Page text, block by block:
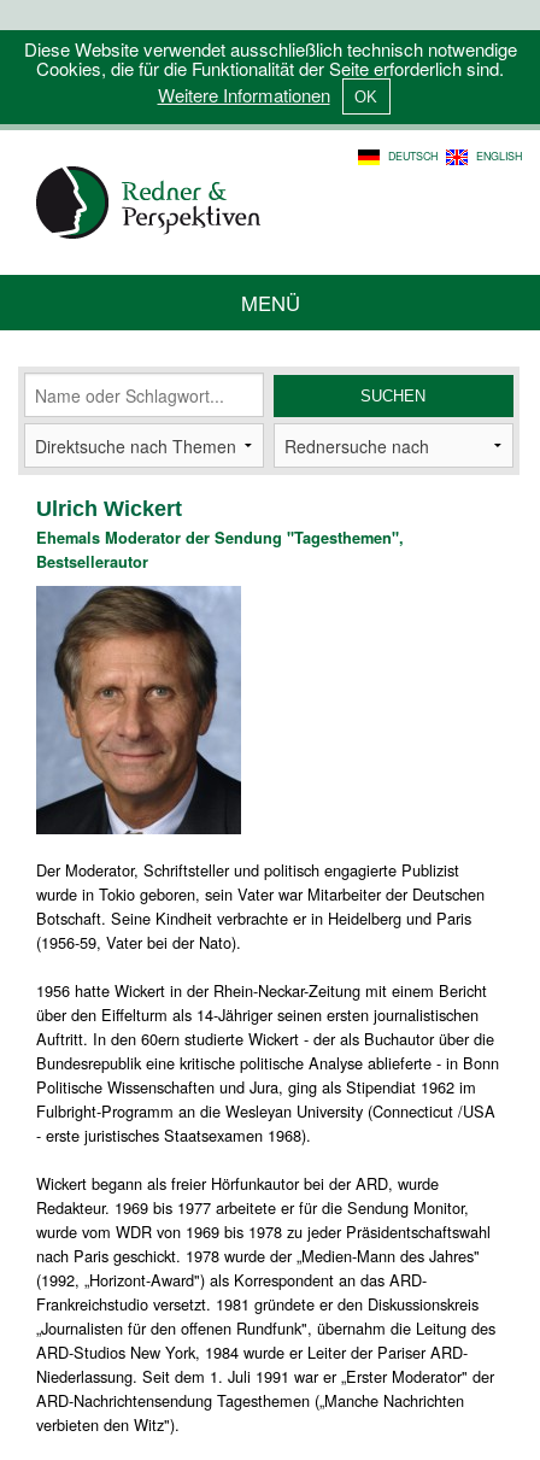
Diese Website verwendet ausschließlich technisch notwendige
Cookies, die für die Funktionalität der Seite erforderlich sind.
Weitere Informationen
DEUTSCH ENGLISH
MENÜ
Ulrich Wickert
Ehemals Moderator der Sendung "Tagesthemen",
Bestsellerautor
Der Moderator, Schriftsteller und politisch engagierte Publizist
wurde in Tokio geboren, sein Vater war Mitarbeiter der Deutschen
Botschaft. Seine Kindheit verbrachte er in Heidelberg und Paris
(1956-59, Vater bei der Nato).
1956 hatte Wickert in der Rhein-Neckar-Zeitung mit einem Bericht
über den Eiffelturm als 14-Jähriger seinen ersten journalistischen
Auftritt. In den 60ern studierte Wickert - der als Buchautor über die
Bundesrepublik eine kritische politische Analyse ablieferte - in Bonn
Politische Wissenschaften und Jura, ging als Stipendiat 1962 im
Fulbright-Programm an die Wesleyan University (Connecticut /USA
- erste juristisches Staatsexamen 1968).
Wickert begann als freier Hörfunkautor bei der ARD, wurde
Redakteur. 1969 bis 1977 arbeitete er für die Sendung Monitor,
wurde vom WDR von 1969 bis 1978 zu jeder Präsidentschaftswahl
nach Paris geschickt. 1978 wurde der „Medien-Mann des Jahres"
(1992, „Horizont-Award") als Korrespondent an das ARD-
Frankreichstudio versetzt. 1981 gründete er den Diskussionskreis
„Journalisten für den offenen Rundfunk", übernahm die Leitung des
ARD-Studios New York, 1984 wurde er Leiter der Pariser ARD-
Niederlassung. Seit dem 1. Juli 1991 war er „Erster Moderator" der
ARD-Nachrichtensendung Tagesthemen („Manche Nachrichten
verbieten den Witz").